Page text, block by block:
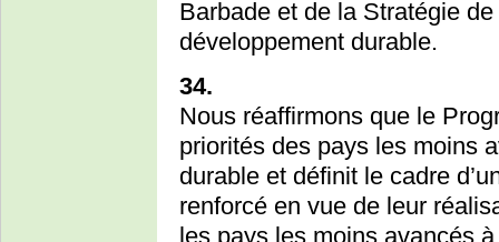
Barbade et de la Stratégie
développement durable.
34.
Nous réaffirmons que le
priorités des pays les moins
durable et définit le cadre
renforcé en vue de leur
les pays les moins avancés